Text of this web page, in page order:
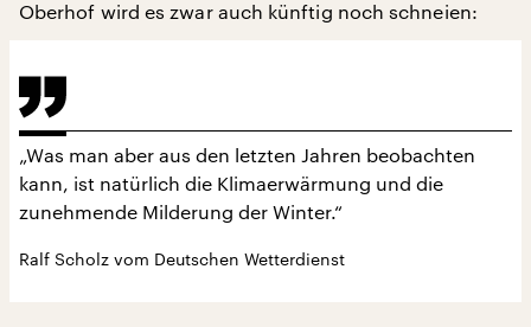
Oberhof wird es zwar auch künftig noch schneien:
„Was man aber aus den letzten Jahren beobachten
kann, ist natürlich die Klimaerwärmung und die
zunehmende Milderung der Winter.“
Ralf Scholz vom Deutschen Wetterdienst